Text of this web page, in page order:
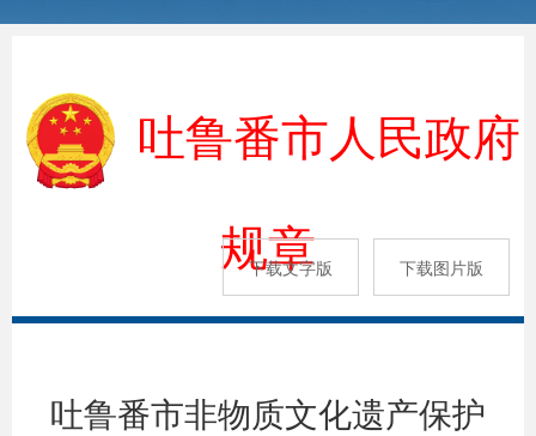
吐鲁番市人民政府
规章
下载文字版 下载图片版
吐鲁番市非物质文化遗产保护